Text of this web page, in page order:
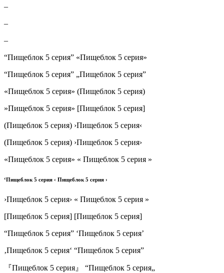
–
–
–
“Пищеблок 5 серия” «Пищеблок 5 серия»
“Пищеблок 5 серия” „Пищеблок 5 серия”
«Пищеблок 5 серия» (Пищеблок 5 серия)
»Пищеблок 5 серия» [Пищеблок 5 серия]
(Пищеблок 5 серия) ›Пищеблок 5 серия‹
(Пищеблок 5 серия) ›Пищеблок 5 серия›
«Пищеблок 5 серия» « Пищеблок 5 серия »
‘Пищеблок 5 серия ‹ Пищеблок 5 серия ›
›Пищеблок 5 серия› « Пищеблок 5 серия »
[Пищеблок 5 серия] [Пищеблок 5 серия]
“Пищеблок 5 серия” ‘Пищеблок 5 серия’
‚Пищеблок 5 серия‘ “Пищеблок 5 серия”
『Пищеблок 5 серия』 “Пищеблок 5 серия„